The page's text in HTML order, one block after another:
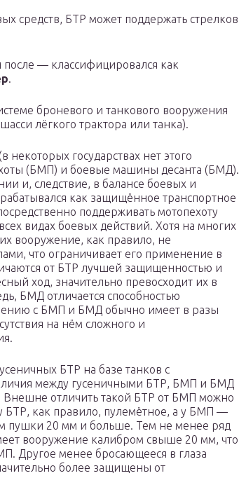
средств, БТР может поддержать стрелков
— классифицировался как
.
броневого и танкового вооружения
лёгкого трактора или танка).
государствах нет этого
(БМП) и боевые машины десанта (БМД).
и, следствие, в балансе боевых и
как защищённое транспортное
поддерживать мотопехоту
видах боевых действий. Хотя на многих
вооружение, как правило, не
что ограничивает его применение в
от БТР лучшей защищенностью и
ход, значительно превосходит их в
БМД отличается способностью
с БМП и БМД обычно имеет в разы
на нём сложного и
БТР на базе танков с
между гусеничными БТР, БМП и БМД
Внешне отличить такой БТР от БМП можно
БТР, как правило, пулемётное, а у БМП —
пушки 20 мм и больше. Тем не менее ряд
вооружение калибром свыше 20 мм, что
Другое менее бросающееся в глаза
более защищены от